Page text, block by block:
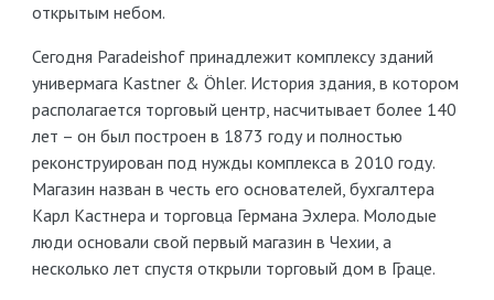
открытым небом.
Сегодня Paradeishof принадлежит комплексу зданий
универмага Kastner & Öhler. История здания, в котором
располагается торговый центр, насчитывает более 140
лет – он был построен в 1873 году и полностью
реконструирован под нужды комплекса в 2010 году.
Магазин назван в честь его основателей, бухгалтера
Карл Кастнера и торговца Германа Эхлера. Молодые
люди основали свой первый магазин в Чехии, а
несколько лет спустя открыли торговый дом в Граце.